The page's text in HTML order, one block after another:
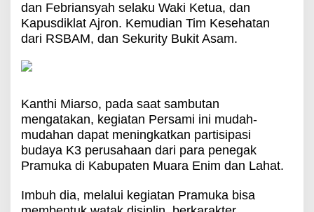
dan Febriansyah selaku Waki Ketua, dan
Kapusdiklat Ajron. Kemudian Tim Kesehatan
dari RSBAM, dan Sekurity Bukit Asam.
Kanthi Miarso, pada saat sambutan
mengatakan, kegiatan Persami ini mudah-
mudahan dapat meningkatkan partisipasi
budaya K3 perusahaan dari para penegak
Pramuka di Kabupaten Muara Enim dan Lahat.
Imbuh dia, melalui kegiatan Pramuka bisa